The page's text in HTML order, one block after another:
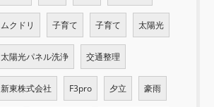
ムクドリ 子育て 子育て 太陽光
太陽光パネル洗浄 交通整理
新東株式会社 F3pro 夕立 豪雨